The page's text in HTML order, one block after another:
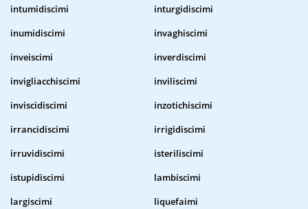
intumidiscimi
inturgidiscimi
inumidiscimi
invaghiscimi
inveiscimi
inverdiscimi
invigliacchiscimi
inviliscimi
inviscidiscimi
inzotichiscimi
irrancidiscimi
irrigidiscimi
irruvidiscimi
isteriliscimi
istupidiscimi
lambiscimi
largiscimi
liquefaimi